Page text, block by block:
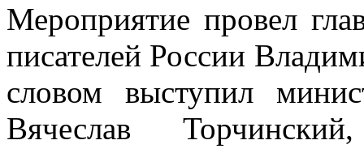
Мероприятие провел
писателей России
словом выступил
Вячеслав